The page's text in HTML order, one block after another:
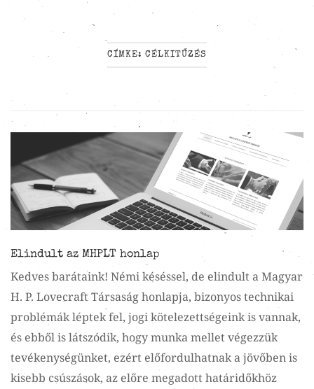
CÍMKE: CÉLKITŰZÉS
Elindult az MHPLT honlap
Kedves barátaink! Némi késéssel, de elindult a Magyar
H. P. Lovecraft Társaság honlapja, bizonyos technikai
problémák léptek fel, jogi kötelezettségeink is vannak,
és ebből is látszódik, hogy munka mellet végezzük
tevékenységünket, ezért előfordulhatnak a jövőben is
kisebb csúszások, az előre megadott határidőkhöz